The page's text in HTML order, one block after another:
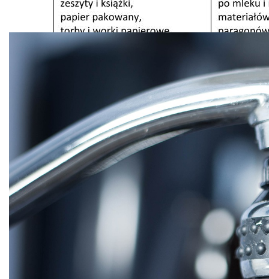
WERSJA DO WYDRUKU
Wesołych Świąt Wielkanocnych!